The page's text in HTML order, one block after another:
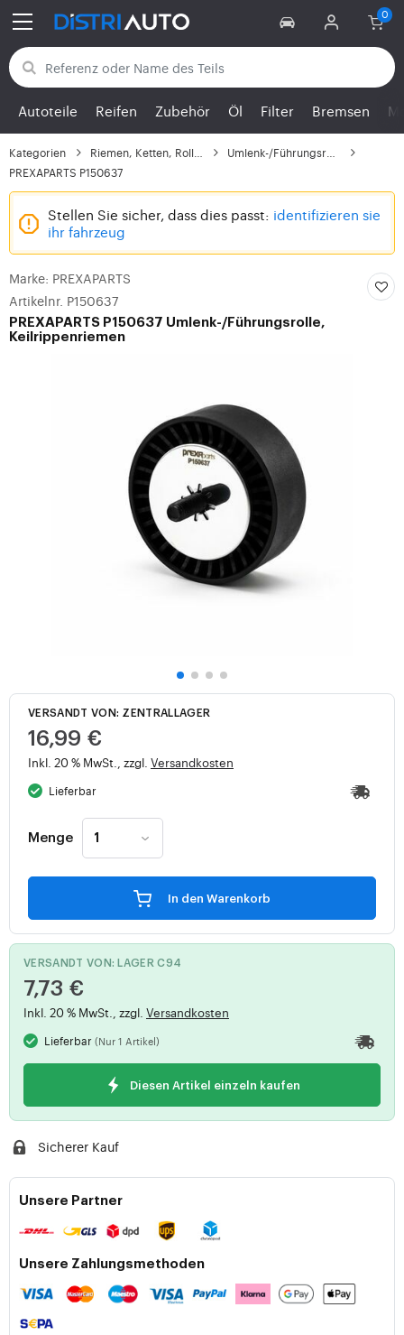
Zurück zu den Kategorien
Autoteile Reifen Zubehör Öl Filter Bremsen
Kategorien
PREXAPARTS P150637
Stellen Sie sicher, dass dies passt: identifizieren sie
ihr fahrzeug
Marke: PREXAPARTS
Artikelnr. P150637
PREXAPARTS P150637 Umlenk-/Führungsrolle,
Keilrippenriemen
VERSANDT VON: ZENTRALLAGER
16,99 €
Inkl. 20 % MwSt., zzgl. Versandkosten
Lieferbar
Menge
In den Warenkorb
VERSANDT VON: LAGER C94
7,73 €
Inkl. 20 % MwSt., zzgl. Versandkosten
Lieferbar(Nur 1 Artikel)
Diesen Artikel einzeln kaufen
Sicherer Kauf
Unsere Partner
Unsere Zahlungsmethoden